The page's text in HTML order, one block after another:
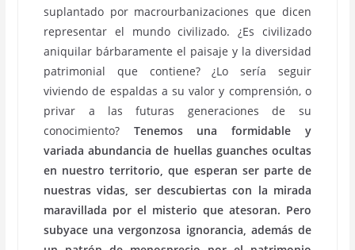
suplantado por macrourbanizaciones que dicen
representar el mundo civilizado. ¿Es civilizado
aniquilar bárbaramente el paisaje y la diversidad
patrimonial que contiene? ¿Lo sería seguir
viviendo de espaldas a su valor y comprensión, o
privar a las futuras generaciones de su
conocimiento? Tenemos una formidable y
variada abundancia de huellas guanches ocultas
en nuestro territorio, que esperan ser parte de
nuestras vidas, ser descubiertas con la mirada
maravillada por el misterio que atesoran. Pero
subyace una vergonzosa ignorancia, además de